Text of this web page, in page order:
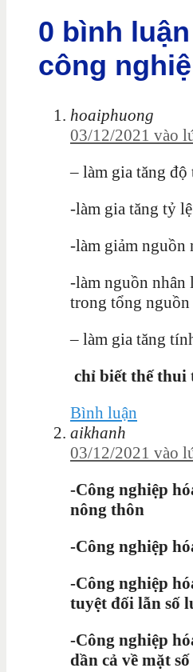
0 bình
công
hoaiphuong
03/12/2021 vào
– làm gia tăng
-làm gia tăng tỷ
-làm giảm nguồn
-làm nguồn nhân
trong tổng
– làm gia tăng
chỉ biết thế thui
Bình luận
aikhanh
03/12/2021 vào
-Công nghiệp
nông thôn
-Công nghiệp
-Công nghiệp
tuyệt đối lẫn số
-Công nghiệp
dần cả về mặt